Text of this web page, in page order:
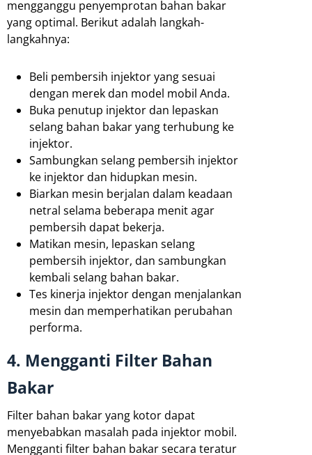
mengganggu penyemprotan bahan bakar
yang optimal. Berikut adalah langkah-
langkahnya:
Beli pembersih injektor yang sesuai
dengan merek dan model mobil Anda.
Buka penutup injektor dan lepaskan
selang bahan bakar yang terhubung ke
injektor.
Sambungkan selang pembersih injektor
ke injektor dan hidupkan mesin.
Biarkan mesin berjalan dalam keadaan
netral selama beberapa menit agar
pembersih dapat bekerja.
Matikan mesin, lepaskan selang
pembersih injektor, dan sambungkan
kembali selang bahan bakar.
Tes kinerja injektor dengan menjalankan
mesin dan memperhatikan perubahan
performa.
4. Mengganti Filter Bahan
Bakar
Filter bahan bakar yang kotor dapat
menyebabkan masalah pada injektor mobil.
Mengganti filter bahan bakar secara teratur